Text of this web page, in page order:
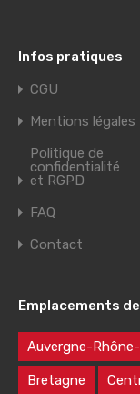
Infos pratiques
CGU
Mentions légales
Politique de
confidentialité
et RGPD
FAQ
Contact
Emplacements
Auvergne-
Bretagne